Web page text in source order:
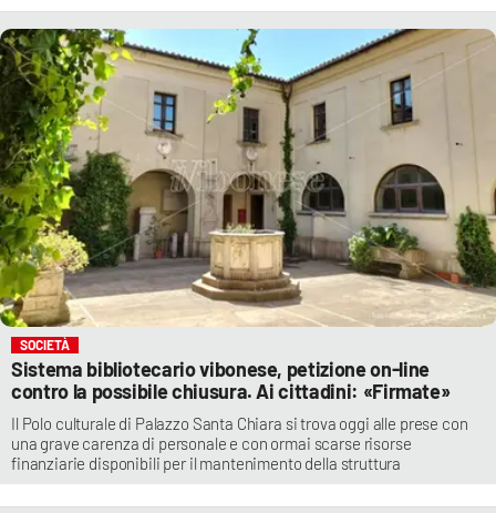
SOCIETÀ
Sistema bibliotecario vibonese, petizione on-line
contro la possibile chiusura. Ai cittadini: «Firmate»
Il Polo culturale di Palazzo Santa Chiara si trova oggi alle prese con
una grave carenza di personale e con ormai scarse risorse
finanziarie disponibili per il mantenimento della struttura